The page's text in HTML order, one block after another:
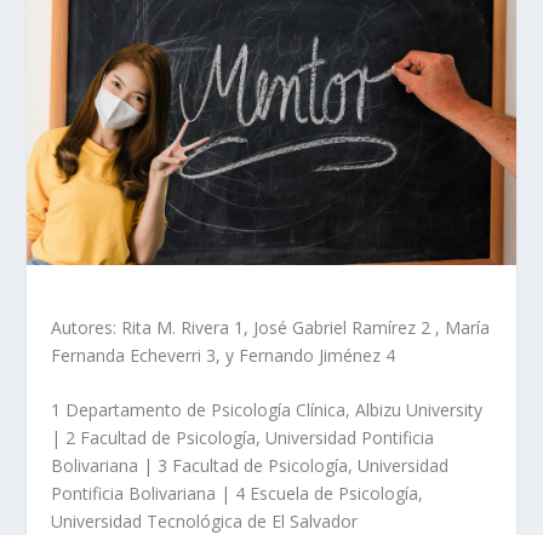
Autores: Rita M. Rivera 1 , José Gabriel Ramírez 2 , María
Fernanda Echeverri 3, y Fernando Jiménez 4
1 Departamento de Psicología Clínica, Albizu University
| 2 Facultad de Psicología, Universidad Pontificia
Bolivariana | 3 Facultad de Psicología, Universidad
Pontificia Bolivariana | 4 Escuela de Psicología,
Universidad Tecnológica de El Salvador